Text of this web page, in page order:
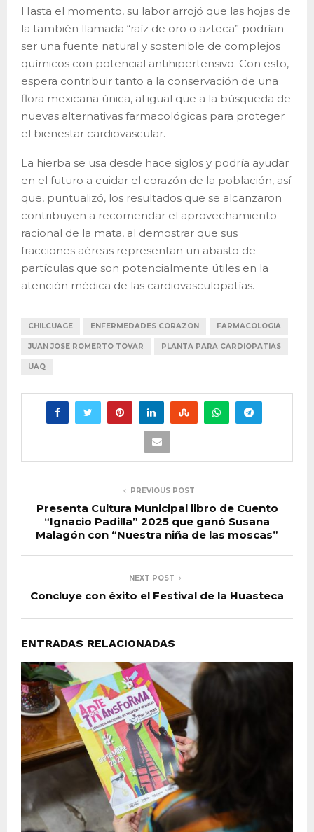
Hasta el momento, su labor arrojó que las hojas de
la también llamada “raíz de oro o azteca” podrían
ser una fuente natural y sostenible de complejos
químicos con potencial antihipertensivo. Con esto,
espera contribuir tanto a la conservación de una
flora mexicana única, al igual que a la búsqueda de
nuevas alternativas farmacológicas para proteger
el bienestar cardiovascular.
La hierba se usa desde hace siglos y podría ayudar
en el futuro a cuidar el corazón de la población, así
que, puntualizó, los resultados que se alcanzaron
contribuyen a recomendar el aprovechamiento
racional de la mata, al demostrar que sus
fracciones aéreas representan un abasto de
partículas que son potencialmente útiles en la
atención médica de las cardiovasculopatías.
CHILCUAGE ENFERMEDADES CORAZON FARMACOLOGIA
JUAN JOSE ROMERTO TOVAR PLANTA PARA CARDIOPATIAS
UAQ
PREVIOUS POST
Presenta Cultura Municipal libro de Cuento
“Ignacio Padilla” 2025 que ganó Susana
Malagón con “Nuestra niña de las moscas”
NEXT POST
Concluye con éxito el Festival de la Huasteca
ENTRADAS RELACIONADAS